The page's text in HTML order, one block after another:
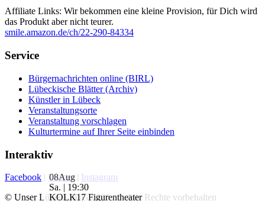
08Aug
Sa. | 19:30
KOLK17 Figurentheater
Affiliate Links: Wir bekommen eine kleine Provision, für Dich wird
das Produkt aber nicht teurer.
smile.amazon.de/ch/22-290-84334
Service
Bürgernachrichten online (BIRL)
Lübeckische Blätter (Archiv)
Künstler in Lübeck
Veranstaltungsorte
Veranstaltung vorschlagen
Kulturtermine auf Ihrer Seite einbinden
Interaktiv
Facebook | Twitter| Instagram
© Unser Lübeck gUG 2026 | Alle Rechte vorbehalten